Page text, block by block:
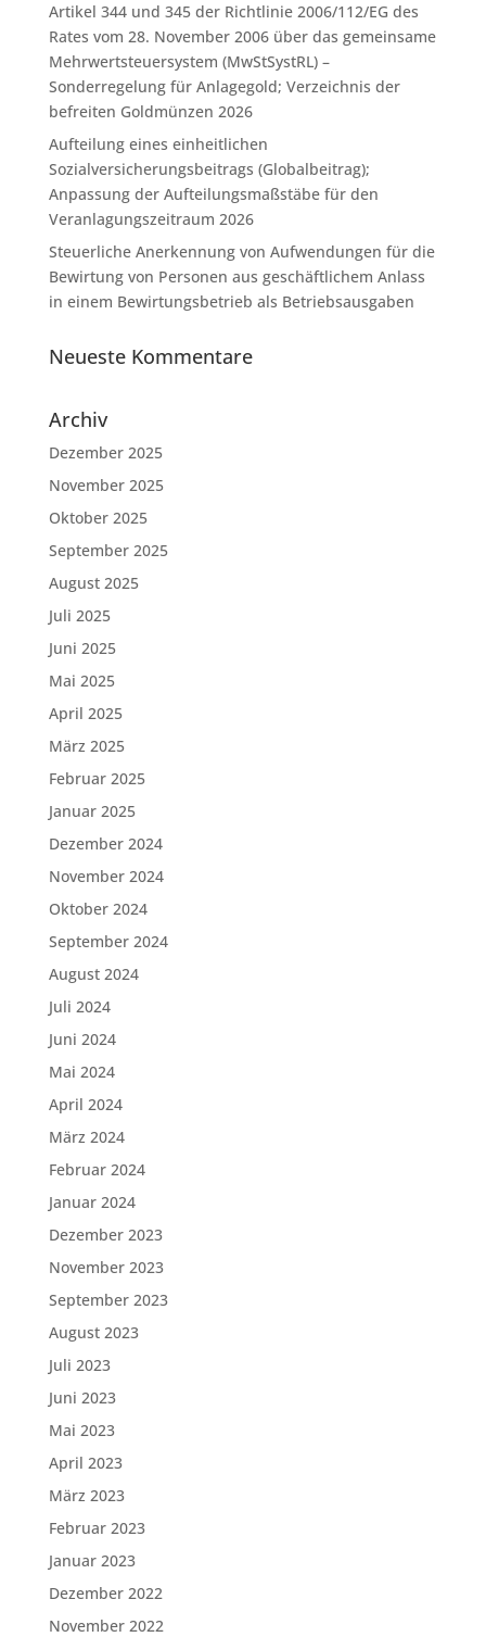
Artikel 344 und 345 der Richtlinie 2006/112/EG des
Rates vom 28. November 2006 über das gemeinsame
Mehrwertsteuersystem (MwStSystRL) –
Sonderregelung für Anlagegold; Verzeichnis der
befreiten Goldmünzen 2026
Aufteilung eines einheitlichen
Sozialversicherungsbeitrags (Globalbeitrag);
Anpassung der Aufteilungsmaßstäbe für den
Veranlagungszeitraum 2026
Steuerliche Anerkennung von Aufwendungen für die
Bewirtung von Personen aus geschäftlichem Anlass
in einem Bewirtungsbetrieb als Betriebsausgaben
Neueste Kommentare
Archiv
Dezember 2025
November 2025
Oktober 2025
September 2025
August 2025
Juli 2025
Juni 2025
Mai 2025
April 2025
März 2025
Februar 2025
Januar 2025
Dezember 2024
November 2024
Oktober 2024
September 2024
August 2024
Juli 2024
Juni 2024
Mai 2024
April 2024
März 2024
Februar 2024
Januar 2024
Dezember 2023
November 2023
September 2023
August 2023
Juli 2023
Juni 2023
Mai 2023
April 2023
März 2023
Februar 2023
Januar 2023
Dezember 2022
November 2022